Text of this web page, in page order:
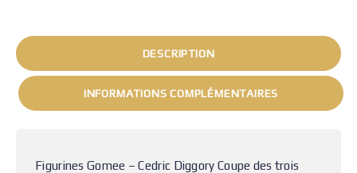
DESCRIPTION
INFORMATIONS COMPLÉMENTAIRES
Figurines Gomee – Cedric Diggory Coupe des trois